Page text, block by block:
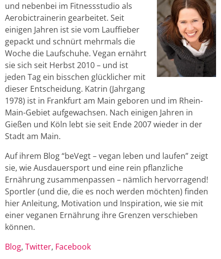
und nebenbei im Fitnessstudio als
Aerobictrainerin gearbeitet. Seit
einigen Jahren ist sie vom Lauffieber
gepackt und schnürt mehrmals die
Woche die Laufschuhe. Vegan ernährt
sie sich seit Herbst 2010 – und ist
jeden Tag ein bisschen glücklicher mit
dieser Entscheidung. Katrin (Jahrgang
1978) ist in Frankfurt am Main geboren und im Rhein-
Main-Gebiet aufgewachsen. Nach einigen Jahren in
Gießen und Köln lebt sie seit Ende 2007 wieder in der
Stadt am Main.
Auf ihrem Blog “beVegt – vegan leben und laufen” zeigt
sie, wie Ausdauersport und eine rein pflanzliche
Ernährung zusammenpassen – nämlich hervorragend!
Sportler (und die, die es noch werden möchten) finden
hier Anleitung, Motivation und Inspiration, wie sie mit
einer veganen Ernährung ihre Grenzen verschieben
können.
Blog, Twitter, Facebook